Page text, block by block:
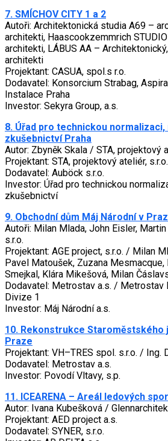
7. SMÍCHOV CITY 1 a 2
Autoři: Architektonická studia A69 –
architekti, Haascookzemmrich
architekti, LÁBUS AA –
architekti
Projektant: CASUA, spol.s r.o.
Dodavatel: Konsorcium Strabag,
Instalace Praha
Investor: Sekyra Group, a.s.
8. Úřad pro technickou
zkušebnictví Praha
Autor: Zbyněk Skala / STA, projektový
Projektant: STA, projektový ateliér, s.r.o.
Dodavatel: Auböck s.r.o.
Investor: Úřad pro technickou
zkušebnictví
9. Obchodní dům Máj Národní v
Autoři: Milan Mlada, John Eisler,
s.r.o.
Projektant: AGE project, s.r.o. / Milan
Pavel Matoušek, Zuzana
Smejkal, Klára Mikešová, Milan
Dodavatel: Metrostav a.s. /
Divize 1
Investor: Máj Národní a.s.
10. Rekonstrukce Staroměstského
Praze
Projektant: VH–TRES spol. s.r.o. / Ing.
Dodavatel: Metrostav a.s.
Investor: Povodí Vltavy, s.p.
11. ICEARENA – Areál ledových
Autor: Ivana Kubešková /
Projektant: AED project a.s.
Dodavatel: SYNER, s.r.o.